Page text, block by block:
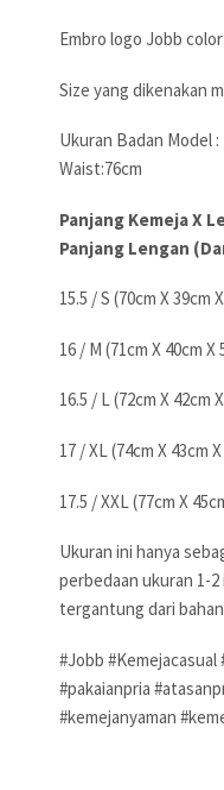
Embro logo Jobb
Size yang dikenakan
Ukuran Badan Model
Waist:76cm
Panjang Kemeja X
Panjang Lengan
15.5 / S (70cm X 39cm
16 / M (71cm X 40cm X
16.5 / L (72cm X 42cm
17 / XL (74cm X 43cm
17.5 / XXL (77cm X
Ukuran ini hanya
perbedaan ukuran 1-
tergantung dari
#Jobb
#pakaianpria
#kemejanyaman